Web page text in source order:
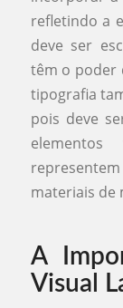
refletindo a
deve ser
têm o poder
tipografia
pois deve
materiais de
A
Visual